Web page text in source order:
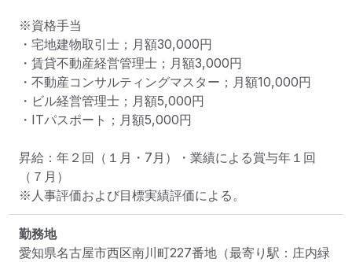
※資格手当
・宅地建物取引士；月額30,000円
・賃貸不動産経営管理士；月額3,000円
・不動産コンサルティングマスター；月額10,000円
・ビル経営管理士；月額5,000円
・ITパスポート；月額5,000円
昇給：年２回（１月・7月）・業績による賞与年１回
（７月）
※人事評価および目標実績評価による。
勤務地
愛知県名古屋市西区南川町227番地 （最寄り駅：庄内緑